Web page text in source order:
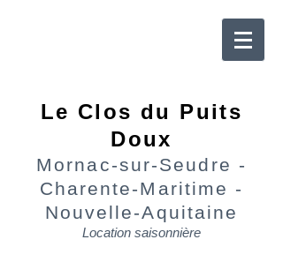
Le Clos du Puits
Doux
Mornac-sur-Seudre -
Charente-Maritime -
Nouvelle-Aquitaine
Location saisonnière